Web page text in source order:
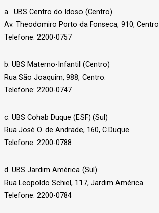
a. UBS Centro do Idoso (Centro)
Av. Theodomiro Porto da Fonseca, 910, Centro
Telefone: 2200-0757
b. UBS Materno-Infantil (Centro)
Rua São Joaquim, 988, Centro.
Telefone: 2200-0747
c. UBS Cohab Duque (ESF) (Sul)
Rua José O. de Andrade, 160, C.Duque
Telefone: 2200-0788
d. UBS Jardim América (Sul)
Rua Leopoldo Schiel, 117, Jardim América
Telefone: 2200-0784